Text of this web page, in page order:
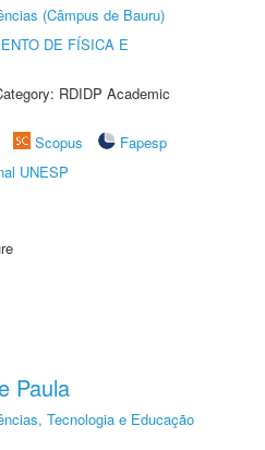
(Câmpus de Bauru)
DE FÍSICA E
RDIDP Academic
Scopus
Fapesp
UNESP
Paula
Tecnologia e Educação